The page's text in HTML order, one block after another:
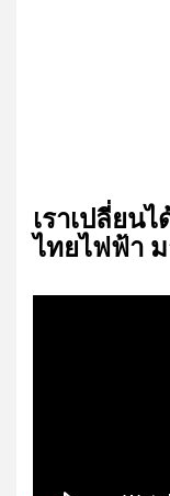
เรา​เปลี่ยน​
ไทย​ไฟฟ้า​